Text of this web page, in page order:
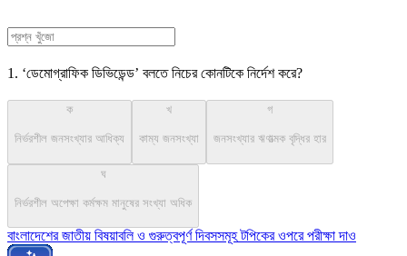
1. ‘ডেমোগ্রাফিক ডিভিডেন্ড’ বলতে নিচের কোনটিকে নির্দেশ করে?
ক
নির্ভরশীল জনসংখ্যার আধিক্য
খ
কাম্য জনসংখ্যা
গ
জনসংখ্যার ঋণাত্মক বৃদ্ধির হার
ঘ
নির্ভরশীল অপেক্ষা কর্মক্ষম মানুষের সংখ্যা অধিক
বাংলাদেশের জাতীয় বিষয়াবলি ও গুরুত্বপূর্ণ দিবসসমূহ টপিকের ওপরে পরীক্ষা দাও